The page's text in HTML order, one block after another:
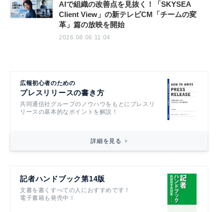
AIで組織の改善点を見抜く！「SKYSEA
Client View」の新テレビCM「チームの変
革」篇の放映を開始
2026.08.06 11:04
広報初心者のための
プレスリリースの書き方
共同通信社グループのノウハウをもとにプレスリ
リースの基本的なポイントを解説！
詳細を見る
記者ハンドブック第14版
文書を書くすべての人におすすめです！
電子書籍も発売中！